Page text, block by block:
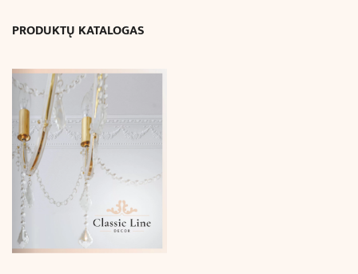
(24.0
25
cm)
PRODUKTŲ KATALOGAS